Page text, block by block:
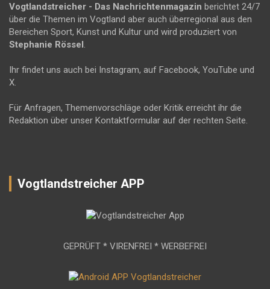
Vogtlandstreicher - Das Nachrichtenmagazin berichtet 24/7
über die Themen im Vogtland aber auch überregional aus den
Bereichen Sport, Kunst und Kultur und wird produziert von
Stephanie Rössel.
Ihr findet uns auch bei Instagram, auf Facebook, YouTube und
X.
Für Anfragen, Themenvorschläge oder Kritik erreicht ihr die
Redaktion über unser Kontaktformular auf der rechten Seite.
Vogtlandstreicher APP
GEPRÜFT * VIRENFREI * WERBEFREI